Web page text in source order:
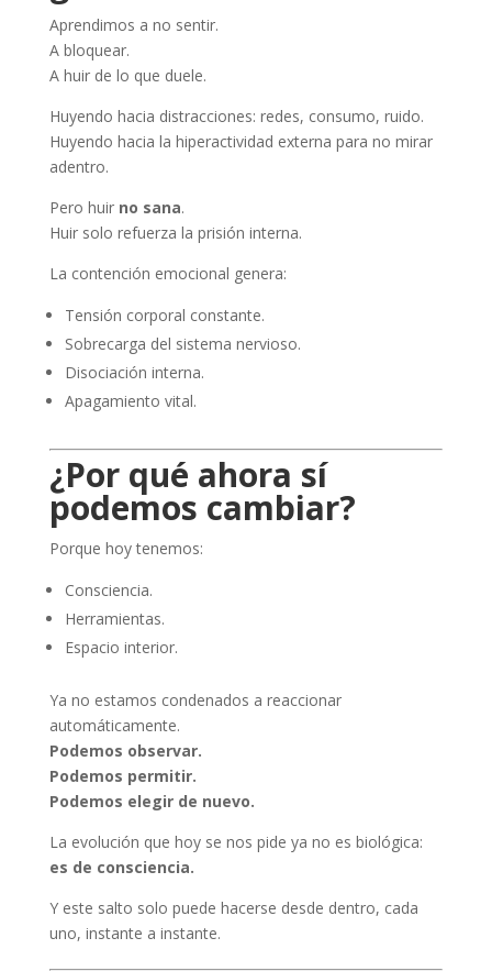
Aprendimos a no sentir.
A bloquear.
A huir de lo que duele.
Huyendo hacia distracciones: redes, consumo, ruido.
Huyendo hacia la hiperactividad externa para no mirar
adentro.
Pero huir no sana.
Huir solo refuerza la prisión interna.
La contención emocional genera:
Tensión corporal constante.
Sobrecarga del sistema nervioso.
Disociación interna.
Apagamiento vital.
¿Por qué ahora sí
podemos cambiar?
Porque hoy tenemos:
Consciencia.
Herramientas.
Espacio interior.
Ya no estamos condenados a reaccionar
automáticamente.
Podemos observar.
Podemos permitir.
Podemos elegir de nuevo.
La evolución que hoy se nos pide ya no es biológica:
es de consciencia.
Y este salto solo puede hacerse desde dentro, cada
uno, instante a instante.